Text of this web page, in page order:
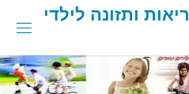
ריאות ותזונה לילדי